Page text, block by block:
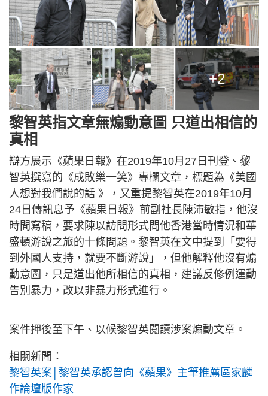
+2
黎智英指文章無煽動意圖 只道出相信的
真相
辯方展示《蘋果日報》在2019年10月27日刊登、黎
智英撰寫的《成敗樂一笑》專欄文章，標題為《美國
人想對我們說的話 》，又重提黎智英在2019年10月
24日傳訊息予《蘋果日報》前副社長陳沛敏指，他沒
時間寫稿，要求陳以訪問形式問他香港當時情況和華
盛頓游說之旅的十條問題。黎智英在文中提到「要得
到外國人支持，就要不斷游說」，但他解釋他沒有煽
動意圖，只是道出他所相信的真相，建議反修例運動
告別暴力，改以非暴力形式進行。
案件押後至下午、以候黎智英閱讀涉案煽動文章。
相關新聞：
黎智英案│黎智英承認曾向《蘋果》主筆推薦區家麟
作論壇版作家